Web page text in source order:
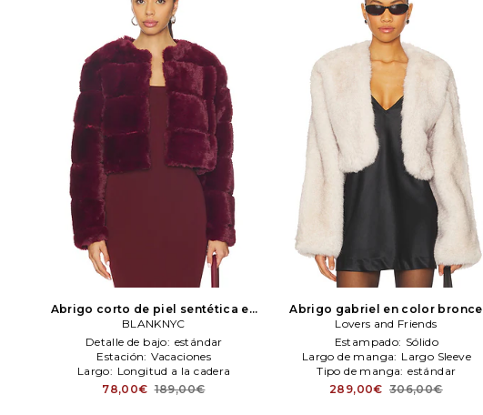
Abrigo corto de piel sentética en
color Borgoña BLANKNYC
BLANKNYC
Detalle de bajo: estándar
Estación: Vacaciones
Largo: Longitud a la cadera
78,00€ 189,00€
Abrigo gabriel en color bronce
Lovers and Friends
Lovers and Friends
Estampado: Sólido
Largo de manga: Largo Sleeve
Tipo de manga: estándar
289,00€ 306,00€